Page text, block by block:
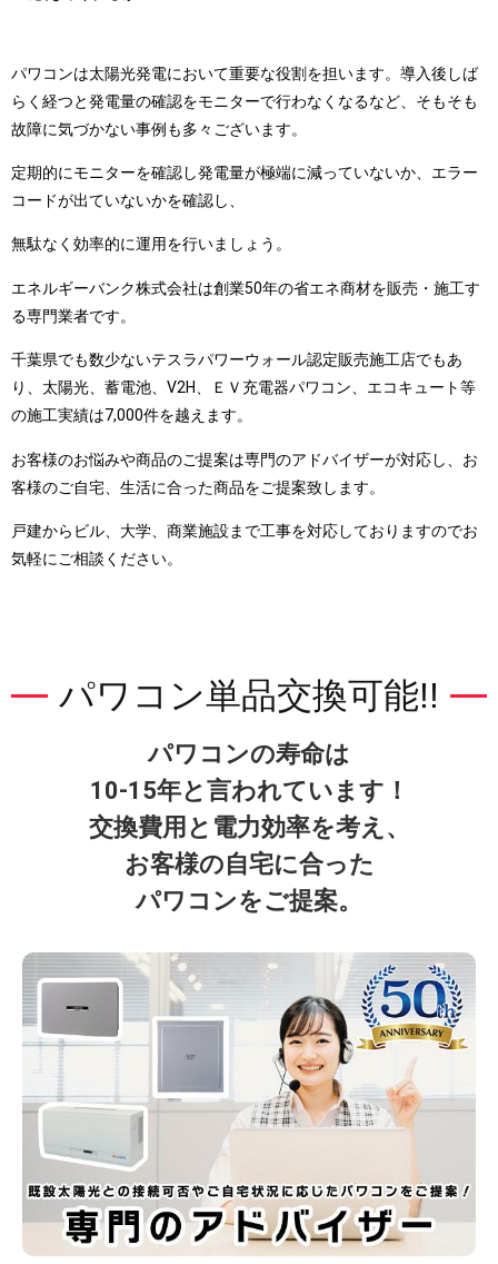
パワコンは太陽光発電において重要な役割を担います。導入後しば
らく経つと発電量の確認をモニターで行わなくなるなど、そもそも
故障に気づかない事例も多々ございます。
定期的にモニターを確認し発電量が極端に減っていないか、エラー
コードが出ていないかを確認し、
無駄なく効率的に運用を行いましょう。
エネルギーバンク株式会社は創業50年の省エネ商材を販売・施工す
る専門業者です。
千葉県でも数少ないテスラパワーウォール認定販売施工店でもあ
り、太陽光、蓄電池、V2H、ＥＶ充電器パワコン、エコキュート等
の施工実績は7,000件を越えます。
お客様のお悩みや商品のご提案は専門のアドバイザーが対応し、お
客様のご自宅、生活に合った商品をご提案致します。
戸建からビル、大学、商業施設まで工事を対応しておりますのでお
気軽にご相談ください。
パワコン単品交換可能!!
パワコンの寿命は
10-15年と言われています！
交換費用と電力効率を考え、
お客様の自宅に合った
パワコンをご提案。